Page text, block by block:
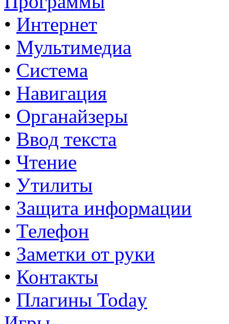
• Интернет
• Мультимедиа
• Система
• Навигация
• Органайзеры
• Ввод текста
• Чтение
• Утилиты
• Защита информации
• Телефон
• Заметки от руки
• Контакты
• Плагины Today